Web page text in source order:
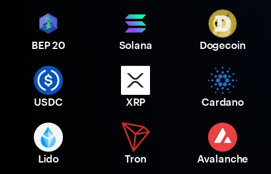
BEP 20 Solana Dogecoin
USDC XRP Cardano
Lido Tron Avalanche